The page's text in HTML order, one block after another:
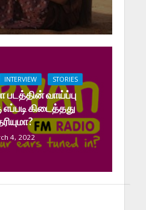
INTERVIEW STORIES
படத்தின் வாய்ப்பு
கிடைத்தது
4, 2022